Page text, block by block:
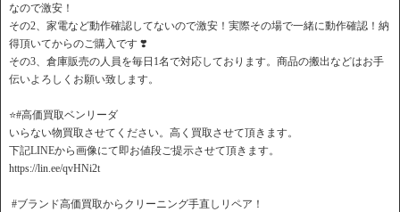
なので激安！
その2、家電など動作確認してないので激安！実際その場で一緒に動作確認！納
得頂いてからのご購入です ❣️
その3、倉庫販売の人員を毎日1名で対応しております。商品の搬出などはお手
伝いよろしくお願い致します。
⭐️#高価買取ベンリーダ
いらない物買取させてください。高く買取させて頂きます。
下記LINEから画像にて即お値段ご提示させて頂きます。
https://lin.ee/qvHNi2t
️ #ブランド高価買取からクリーニング手直しリペア！